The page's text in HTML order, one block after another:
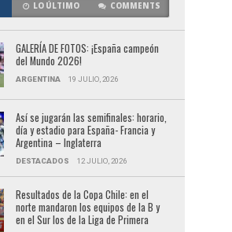
LO ÚLTIMO COMMENTS
GALERÍA DE FOTOS: ¡España campeón
del Mundo 2026!
ARGENTINA 19 JULIO, 2026
Así se jugarán las semifinales: horario,
día y estadio para España- Francia y
Argentina – Inglaterra
DESTACADOS 12 JULIO, 2026
Resultados de la Copa Chile: en el
norte mandaron los equipos de la B y
en el Sur los de la Liga de Primera